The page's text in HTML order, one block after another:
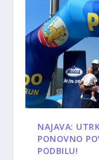
NAJAVA:
PONOVNO
PODBILU!